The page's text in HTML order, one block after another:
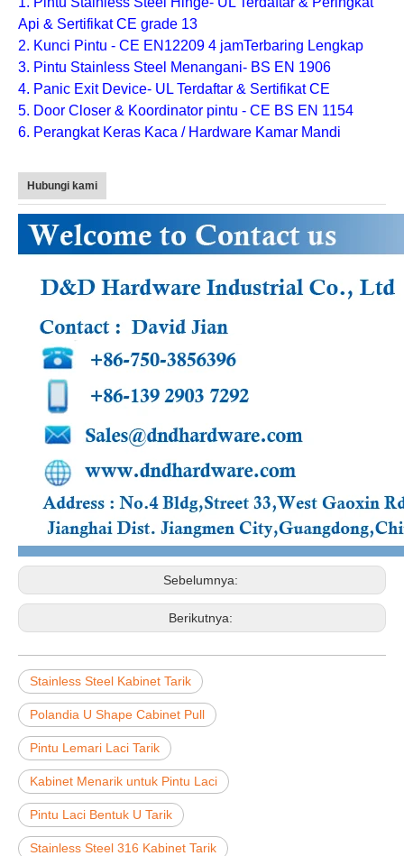
Api & Sertifikat CE grade 13
2. Kunci Pintu - CE EN12209 4 jamTerbaring Lengkap
3. Pintu Stainless Steel Menangani- BS EN 1906
4. Panic Exit Device- UL Terdaftar & Sertifikat CE
5. Door Closer & Koordinator pintu - CE BS EN 1154
6. Perangkat Keras Kaca / Hardware Kamar Mandi
Hubungi kami
Sebelumnya:
Berikutnya:
Stainless Steel Kabinet Tarik
Polandia U Shape Cabinet Pull
Pintu Lemari Laci Tarik
Kabinet Menarik untuk Pintu Laci
Pintu Laci Bentuk U Tarik
Stainless Steel 316 Kabinet Tarik